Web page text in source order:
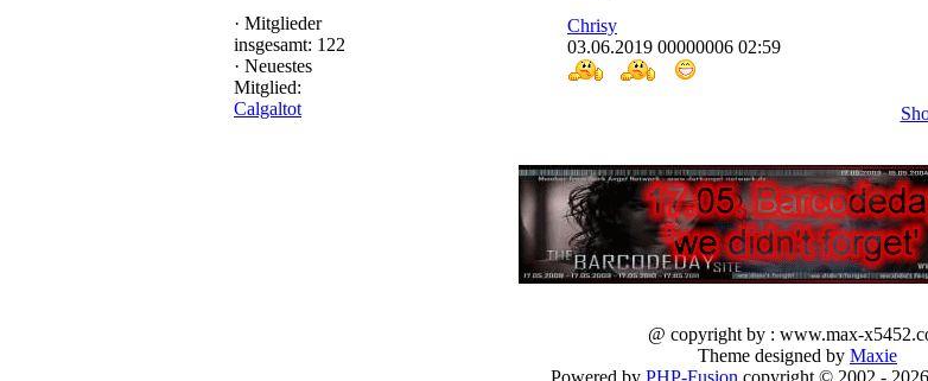
· Mitglieder
insgesamt: 122
· Neuestes
Mitglied:
Calgaltot
Chrisy
03.06.2019 00000006 02:59
@ copyright by : www.max-
Theme designed by Maxie
Powered by PHP-Fusion copyright © 2002 -